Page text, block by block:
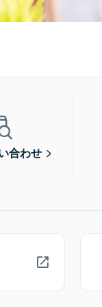
合わせ